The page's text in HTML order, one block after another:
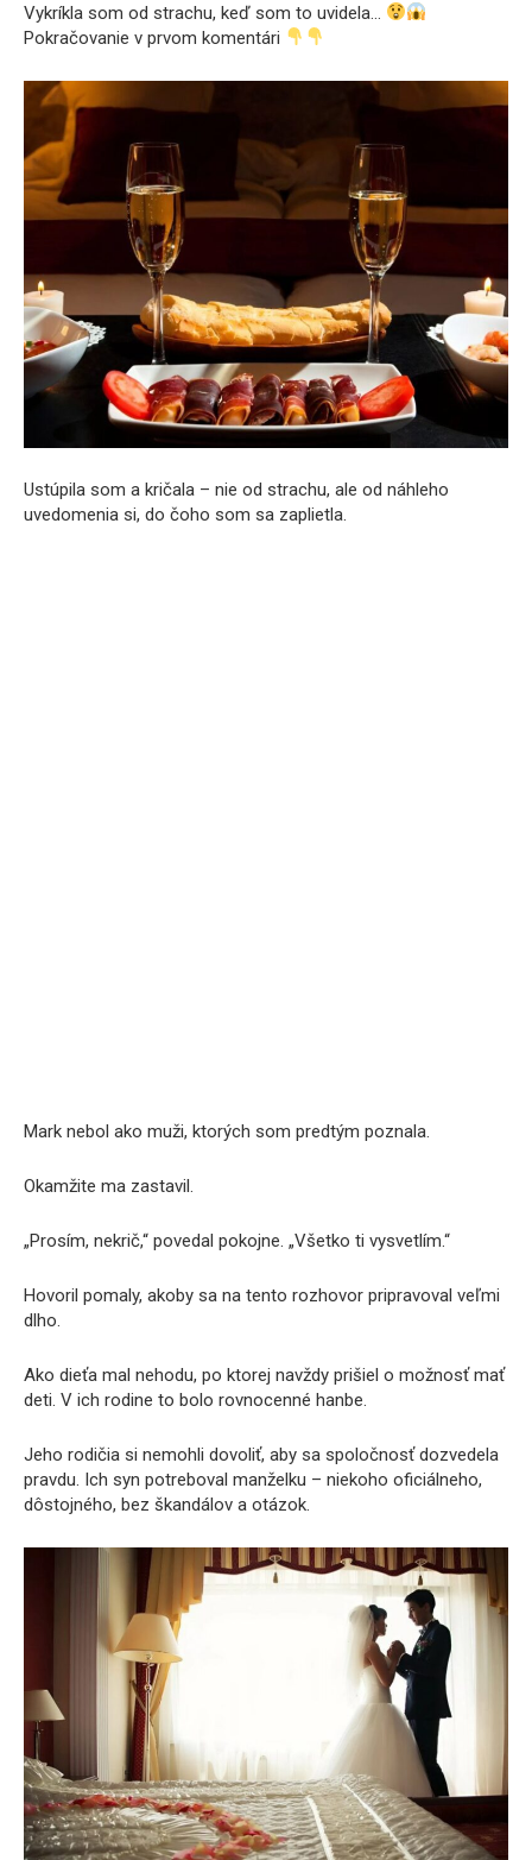
Vykríkla som od strachu, keď som to uvidela…
Pokračovanie v prvom komentári
Ustúpila som a kričala – nie od strachu, ale od náhleho
uvedomenia si, do čoho som sa zaplietla.
Mark nebol ako muži, ktorých som predtým poznala.
Okamžite ma zastavil.
„Prosím, nekrič,“ povedal pokojne. „Všetko ti vysvetlím.“
Hovoril pomaly, akoby sa na tento rozhovor pripravoval veľmi
dlho.
Ako dieťa mal nehodu, po ktorej navždy prišiel o možnosť mať
deti. V ich rodine to bolo rovnocenné hanbe.
Jeho rodičia si nemohli dovoliť, aby sa spoločnosť dozvedela
pravdu. Ich syn potreboval manželku – niekoho oficiálneho,
dôstojného, bez škandálov a otázok.